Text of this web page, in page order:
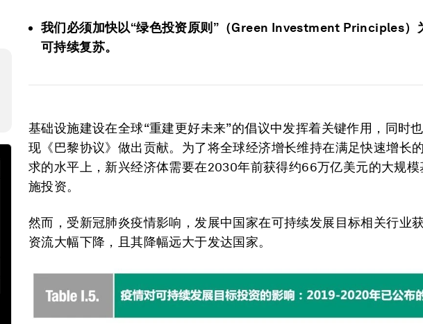
我们必须加快以“绿色投资原则”（Green Investment Principles）
可持续复苏。
基础设施建设在全球“重建更好未来”的倡议中发挥着关键作用，同时
现《巴黎协议》做出贡献。为了将全球经济增长维持在满足快速增长
求的水平上，新兴经济体需要在2030年前获得约66万亿美元的大规模
施投资。
然而，受新冠肺炎疫情影响，发展中国家在可持续发展目标相关行业
资流大幅下降，且其降幅远大于发达国家。